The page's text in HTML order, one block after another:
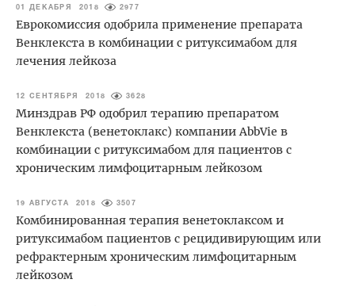
01 ДЕКАБРЯ 2018 2977
Еврокомиссия одобрила применение препарата
Венклекста в комбинации с ритуксимабом для
лечения лейкоза
12 СЕНТЯБРЯ 2018 3628
Минздрав РФ одобрил терапию препаратом
Венклекста (венетоклакс) компании AbbVie в
комбинации с ритуксимабом для пациентов с
хроническим лимфоцитарным лейкозом
19 АВГУСТА 2018 3507
Комбинированная терапия венетоклаксом и
ритуксимабом пациентов с рецидивирующим или
рефрактерным хроническим лимфоцитарным
лейкозом